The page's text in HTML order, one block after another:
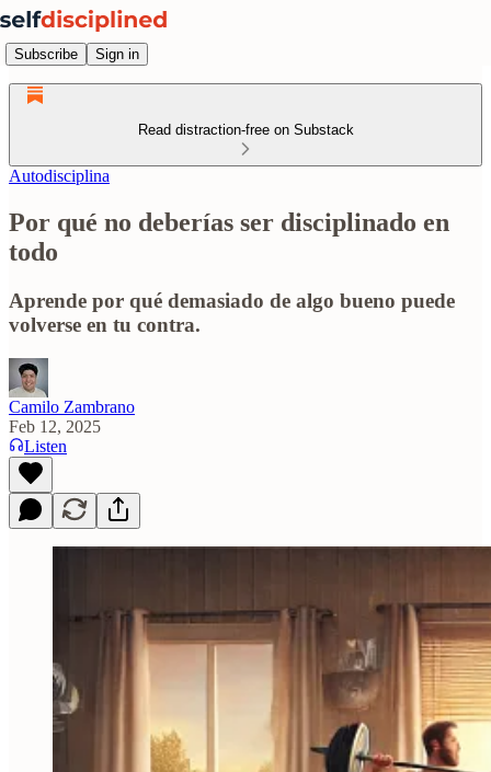
Subscribe Sign in
Read distraction-free on Substack
Autodisciplina
Por qué no deberías ser disciplinado en
todo
Aprende por qué demasiado de algo bueno puede
volverse en tu contra.
Camilo Zambrano
Feb 12, 2025
Listen